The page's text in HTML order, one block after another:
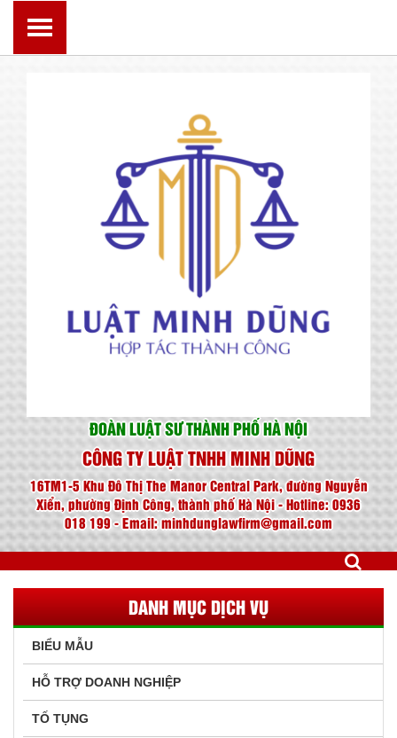
ĐOÀN LUẬT SƯ THÀNH PHỐ HÀ NỘI
CÔNG TY LUẬT TNHH MINH DŨNG
16TM1-5 Khu Đô Thị The Manor Central Park, đường Nguyễn
Xiển, phường Định Công, thành phố Hà Nội - Hotline: 0936
018 199 - Email: minhdunglawfirm@gmail.com
DANH MỤC DỊCH VỤ
BIỂU MẪU
HỖ TRỢ DOANH NGHIỆP
TỐ TỤNG